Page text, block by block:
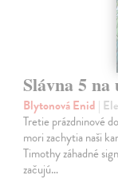
Slávna 5
Blytonová Enid |
Tretie prázdninové
mori zachytia naši
Timothy záhadné
začujú…